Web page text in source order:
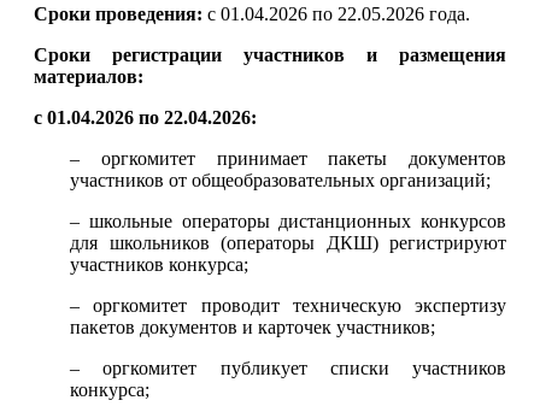
Сроки проведения: с 01.04.2026 по 22.05.2026 года.
Сроки регистрации участников и размещения
материалов:
с 01.04.2026 по 22.04.2026:
– оргкомитет принимает пакеты документов
участников от общеобразовательных организаций;
– школьные операторы дистанционных конкурсов
для школьников (операторы ДКШ) регистрируют
участников конкурса;
– оргкомитет проводит техническую экспертизу
пакетов документов и карточек участников;
– оргкомитет публикует списки участников
конкурса;